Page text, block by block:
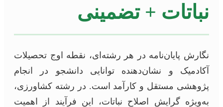
نباتات + تضمینی
نگارش پایان‌نامه در هر رشته‌ای، نقطه اوج تحصیلات
آکادمیک و نشان‌دهنده توانایی دانشجو در انجام
پژوهشی مستقل و کارآمد است. در رشته کشاورزی،
به‌ویژه گرایش اصلاح نباتات، این فرآیند از اهمیت